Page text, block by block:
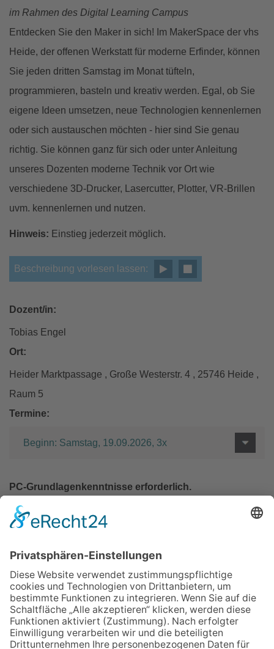
im Rahmen des Digital Learning Campus
Entdecken Sie den Maker in sich! Im MakerSpace der vhs
Heide, der offenen Werkstatt für moderne Erfinder, können
Sie jeden dritten Samstag im Monat tüfteln,
programmieren, basteln und kreativ werden. Egal, ob Sie
eigene Ideen umsetzen, neue Technologien kennenlernen
oder sich austauschen möchten - hier sind Sie genau
richtig. Sie können ganz für sich oder unter Anleitung
unseres Dozenten moderne Technik vor Ort wie
verschiedene 3D-Drucker, Lasercutter, Plotter, VR-Brillen
uvm. kennenlernen und nutzen.
Hinweis: Einstieg jederzeit möglich.
Beschreibung vorlesen lassen:
Dozent/in:
Tobias Engel
Ort:
Heider Marktpassage , Große Westerstr. 4 , 25746 Heide ,
Raum 5
Termine:
Beginn: Samstag, 19.09.2026, 3x
PC-Grundlagenkenntnisse erforderlich.
Zurück